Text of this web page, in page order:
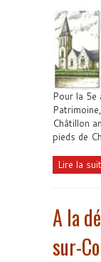
Pour la 5e
Châtillon
pieds de
Lire la
A la
sur-